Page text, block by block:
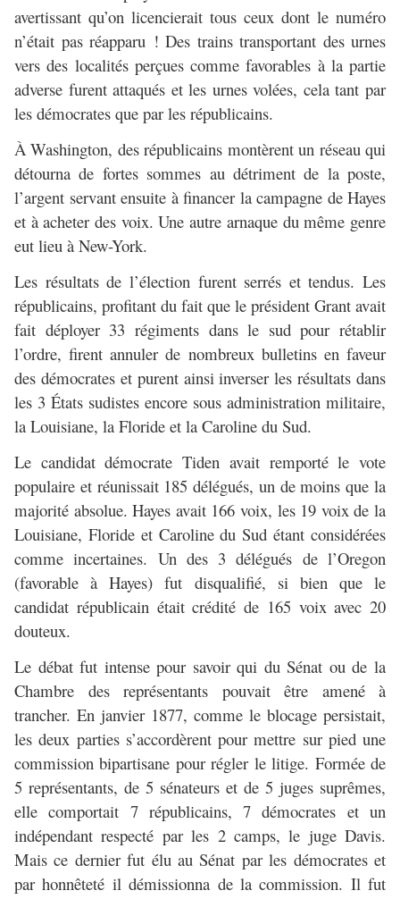
avertissant qu’on licencierait tous ceux dont le numéro
n’était pas réapparu ! Des trains transportant des urnes
vers des localités perçues comme favorables à la partie
adverse furent attaqués et les urnes volées, cela tant par
les démocrates que par les républicains.
À Washington, des républicains montèrent un réseau qui
détourna de fortes sommes au détriment de la poste,
l’argent servant ensuite à financer la campagne de Hayes
et à acheter des voix. Une autre arnaque du même genre
eut lieu à New-York.
Les résultats de l’élection furent serrés et tendus. Les
républicains, profitant du fait que le président Grant avait
fait déployer 33 régiments dans le sud pour rétablir
l’ordre, firent annuler de nombreux bulletins en faveur
des démocrates et purent ainsi inverser les résultats dans
les 3 États sudistes encore sous administration militaire,
la Louisiane, la Floride et la Caroline du Sud.
Le candidat démocrate Tiden avait remporté le vote
populaire et réunissait 185 délégués, un de moins que la
majorité absolue. Hayes avait 166 voix, les 19 voix de la
Louisiane, Floride et Caroline du Sud étant considérées
comme incertaines. Un des 3 délégués de l’Oregon
(favorable à Hayes) fut disqualifié, si bien que le
candidat républicain était crédité de 165 voix avec 20
douteux.
Le débat fut intense pour savoir qui du Sénat ou de la
Chambre des représentants pouvait être amené à
trancher. En janvier 1877, comme le blocage persistait,
les deux parties s’accordèrent pour mettre sur pied une
commission bipartisane pour régler le litige. Formée de
5 représentants, de 5 sénateurs et de 5 juges suprêmes,
elle comportait 7 républicains, 7 démocrates et un
indépendant respecté par les 2 camps, le juge Davis.
Mais ce dernier fut élu au Sénat par les démocrates et
par honnêteté il démissionna de la commission. Il fut